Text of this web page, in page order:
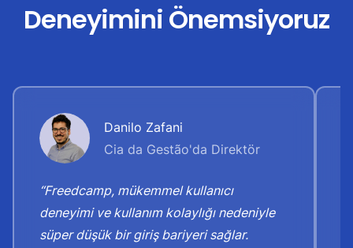
Deneyimini Önemsiyoruz
Danilo Zafani
Cia da Gestão'da Direktör
“Freedcamp, mükemmel kullanıcı
deneyimi ve kullanım kolaylığı nedeniyle
süper düşük bir giriş bariyeri sağlar.